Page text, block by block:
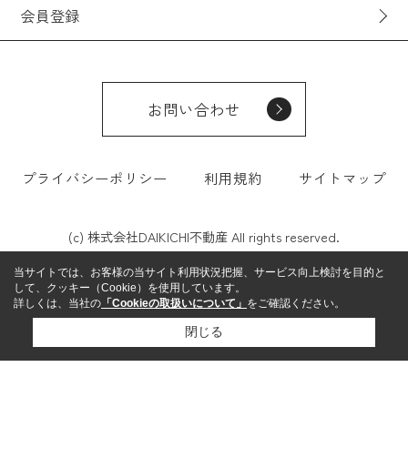
会員登録
お問い合わせ
プライバシーポリシー 利用規約 サイトマップ
(c) 株式会社DAIKICHI不動産 All rights reserved.
当サイトでは、お客様の当サイト利用状況把握、サービス向上検討を目的と
して、クッキー（Cookie）を使用しています。
詳しくは、当社の 「Cookieの取扱いについて」 をご確認ください。
閉じる